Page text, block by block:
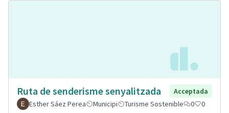
Ruta de senderisme senyalitzada
Acceptada
Esther Sáez Perea
Municipi Turisme Sostenible 0 0